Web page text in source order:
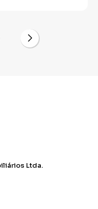
Ltda.